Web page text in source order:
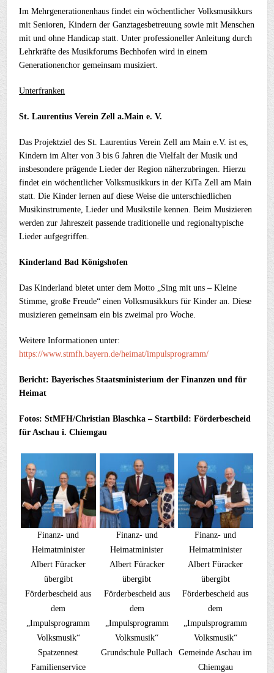
Im Mehrgenerationenhaus findet ein wöchentlicher Volksmusikkurs
mit Senioren, Kindern der Ganztagesbetreuungsowie mit Menschen
mit und ohne Handicap statt. Unter professioneller Anleitung durch
Lehrkräfte des Musikforums Bechhofen wird in einem
Generationenchor gemeinsam musiziert.
Unterfranken
St. Laurentius Verein Zell a.Main e. V.
Das Projektziel des St. Laurentius Verein Zell am Main e.V. ist es,
Kindern im Alter von 3 bis 6 Jahren die Vielfalt der Musik und
insbesondere prägende Lieder der Region näherzubringen. Hierzu
findet ein wöchentlicher Volksmusikkurs in der KiTa Zell am Main
statt. Die Kinder lernen auf diese Weise die unterschiedlichen
Musikinstrumente, Lieder und Musikstile kennen. Beim Musizieren
werden zur Jahreszeit passende traditionelle und regionaltypische
Lieder aufgegriffen.
Kinderland Bad Königshofen
Das Kinderland bietet unter dem Motto „Sing mit uns – Kleine
Stimme, große Freude“ einen Volksmusikkurs für Kinder an. Diese
musizieren gemeinsam ein bis zweimal pro Woche.
Weitere Informationen unter:
https://www.stmfh.bayern.de/heimat/impulsprogramm/
Bericht: Bayerisches Staatsministerium der Finanzen und für
Heimat
Fotos: StMFH/Christian Blaschka – Startbild: Förderbescheid
für Aschau i. Chiemgau
Finanz- und
Heimatminister
Albert Füracker
übergibt
Förderbescheid aus
dem
„Impulsprogramm
Volksmusik“
Spatzennest
Familienservice
Finanz- und
Heimatminister
Albert Füracker
übergibt
Förderbescheid aus
dem
„Impulsprogramm
Volksmusik“
Grundschule Pullach
Finanz- und
Heimatminister
Albert Füracker
übergibt
Förderbescheid aus
dem
„Impulsprogramm
Volksmusik“
Gemeinde Aschau im
Chiemgau